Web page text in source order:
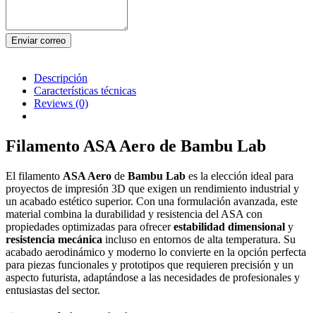
Enviar correo
Descripción
Características técnicas
Reviews (0)
Filamento ASA Aero de Bambu Lab
El filamento ASA Aero de Bambu Lab es la elección ideal para
proyectos de impresión 3D que exigen un rendimiento industrial y
un acabado estético superior. Con una formulación avanzada, este
material combina la durabilidad y resistencia del ASA con
propiedades optimizadas para ofrecerestabilidad dimensional y
resistencia mecánica incluso en entornos de alta temperatura. Su
acabado aerodinámico y moderno lo convierte en la opción perfecta
para piezas funcionales y prototipos que requieren precisión y un
aspecto futurista, adaptándose a las necesidades de profesionales y
entusiastas del sector.